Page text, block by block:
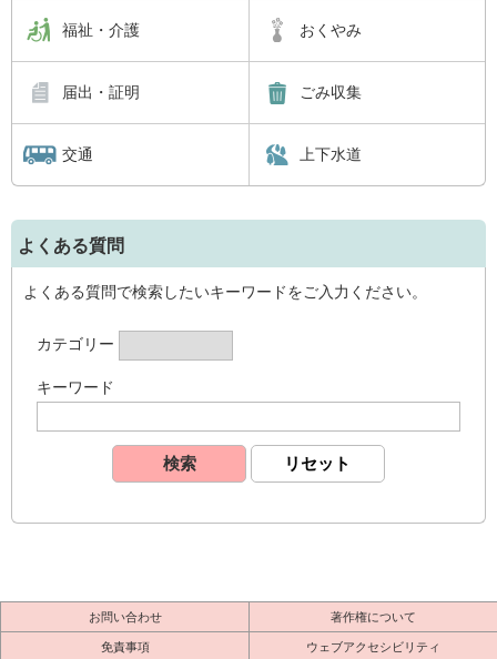
福祉・介護 おくやみ
届出・証明 ごみ収集
交通 上下水道
よくある質問
よくある質問で検索したいキーワードをご入力ください。
カテゴリー
キーワード
お問い合わせ 著作権について
免責事項 ウェブアクセシビリティ